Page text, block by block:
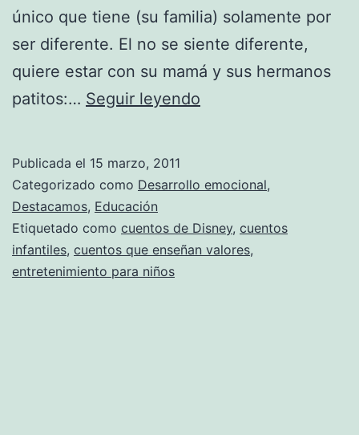
único que tiene (su familia) solamente por
ser diferente. El no se siente diferente,
quiere estar con su mamá y sus hermanos
patitos:… Seguir leyendo
de
Publicada el 15 marzo, 2011
Categorizado como Desarrollo emocional,
Destacamos, Educación
Etiquetado como cuentos de Disney, cuentos
infantiles, cuentos que enseñan valores,
entretenimiento para niños